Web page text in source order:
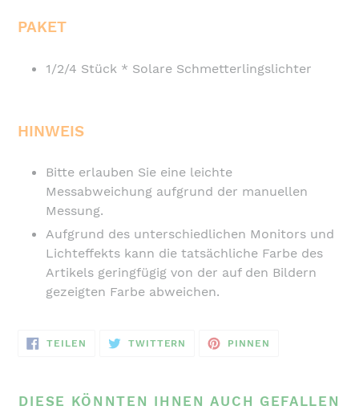
PAKET
1/2/4 Stück * Solare Schmetterlingslichter
HINWEIS
Bitte erlauben Sie eine leichte
Messabweichung aufgrund der manuellen
Messung.
Aufgrund des unterschiedlichen Monitors und
Lichteffekts kann die tatsächliche Farbe des
Artikels geringfügig von der auf den Bildern
gezeigten Farbe abweichen.
TEILEN
FACEBOOK
TWITTERN
TWITTER
PINNEN
DIESE KÖNNTEN IHNEN AUCH GEFALLEN